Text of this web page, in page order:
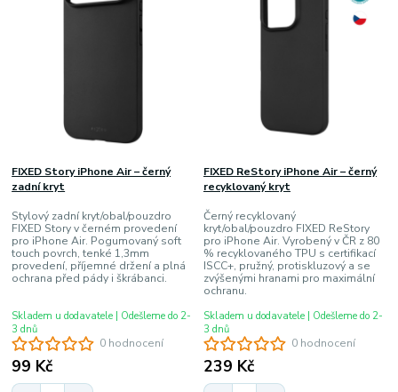
0 hodnocení
FIXED Story iPhone Air – černý
zadní kryt
Stylový zadní kryt/obal/pouzdro
FIXED Story v černém provedení
pro iPhone Air. Pogumovaný soft
touch povrch, tenké 1,3mm
provedení, příjemné držení a plná
ochrana před pády i škrábanci.
99 Kč
Skladem u dodavatele | Odešleme do 2-
3 dnů
0 hodnocení
FIXED ReStory iPhone Air – černý
recyklovaný kryt
Černý recyklovaný
kryt/obal/pouzdro FIXED ReStory
pro iPhone Air. Vyrobený v ČR z 80
% recyklovaného TPU s certifikací
ISCC+, pružný, protiskluzový a se
zvýšenými hranami pro maximální
ochranu.
239 Kč
Skladem u dodavatele | Odešleme do 2-
3 dnů